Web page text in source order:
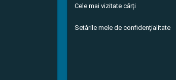
Cele mai vizitate cărți
Setările mele de confidențialitate